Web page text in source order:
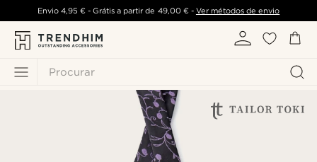
Procurar
Envio 4,95 €- Grátis a partir de 49,00 €- Ver métodos de envio